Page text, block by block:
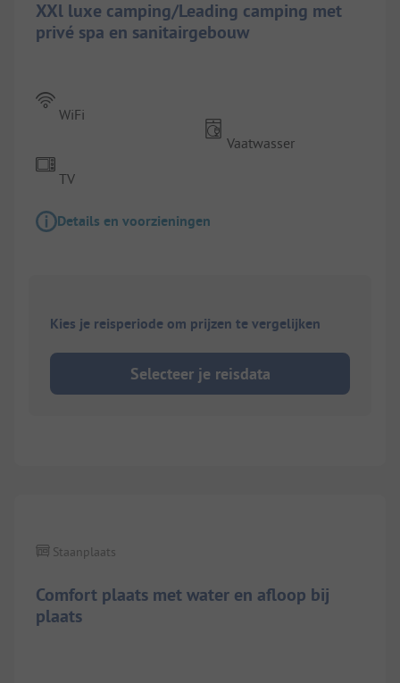
XXl luxe camping/Leading camping met
privé spa en sanitairgebouw
WiFi
TV
Vaatwasser
Details en voorzieningen
Kies je reisperiode om prijzen te vergelijken
Selecteer je reisdata
Comfort plaats met water en afloop bij
plaats
Staanplaats